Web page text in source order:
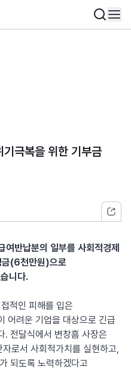
극복을 위한 기부금
반납분의 일부를 사회적경제
금(6천만원)으로
니다.
적인 피해를 입은
어려운 기업을 대상으로 긴급
. 전달식에서 변창흠 사장은
로서 사회적가치를 실현하고,
되도록 노력하겠다고